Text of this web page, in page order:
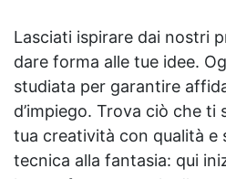
Lasciati ispirare dai nostri
dare forma alle tue idee.
studiata per garantire
d’impiego. Trova ciò che ti
tua creatività con qualità e
tecnica alla fantasia: qui